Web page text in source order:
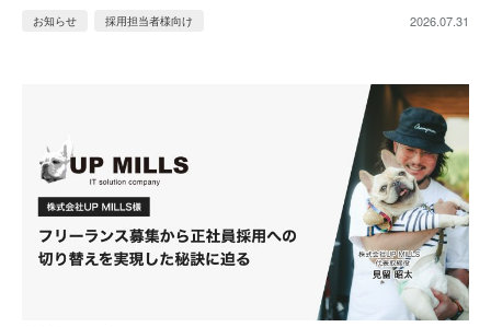
お知らせ 採用担当者様向け 2026.07.31